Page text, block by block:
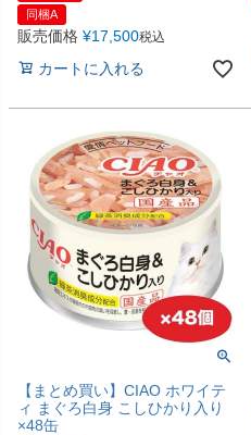
同梱A
販売価格 ¥17,500税込
カートに入れる
【まとめ買い】CIAO ホワイテ
ィ まぐろ白身 こしひかり入り
×48缶